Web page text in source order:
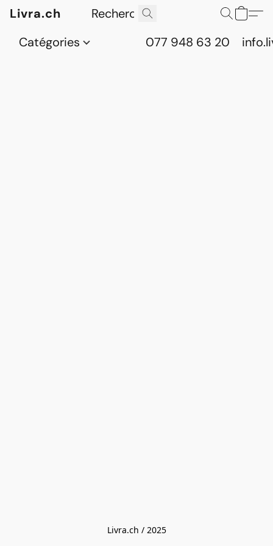
Livra.ch
Catégories
077 948 63 20
Livra.ch / 2025